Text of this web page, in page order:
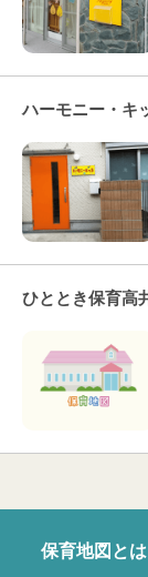
ハーモニー・キ
ひととき保育高
保育地図とは